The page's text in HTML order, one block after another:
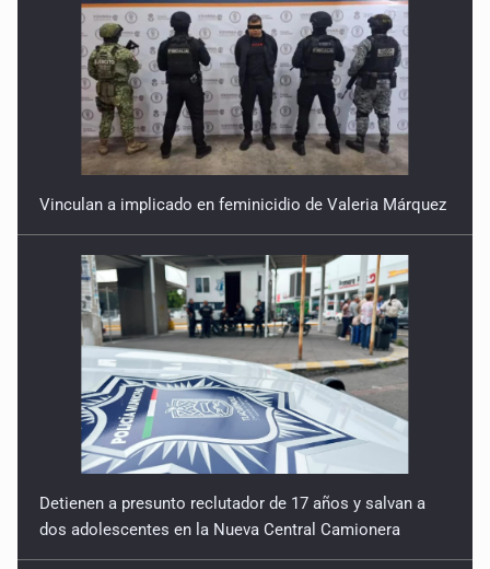
Detienen a conductor por amenazar con arma tras
incidente vial
9 de Julio de 2026
Reactivarán contraflujo en López Mateos Sur a partir del
9 de Julio de 2026
Y no se enoje con el FBI
9 de Julio de 2026
Lo que quedó del mundial
8 de Julio de 2026
Hombre es investigado por ser autor intelectual del
7 de Julio de 2026
Vinculan a implicado en feminicidio de Valeria Márquez
Detienen a presunto reclutador de 17 años y salvan a
dos adolescentes en la Nueva Central Camionera